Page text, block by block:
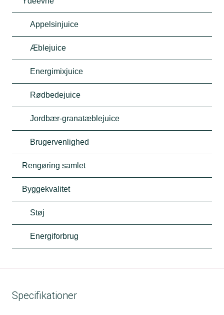
Appelsinjuice
Æblejuice
Energimixjuice
Rødbedejuice
Jordbær-granatæblejuice
Brugervenlighed
Rengøring samlet
Byggekvalitet
Støj
Energiforbrug
Specifikationer